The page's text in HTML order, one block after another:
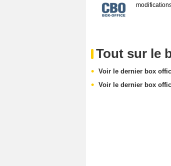
Tout sur le
Voir le dernier box
Voir le dernier box